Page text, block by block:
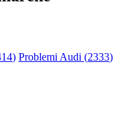
) Problemi Audi (2333)